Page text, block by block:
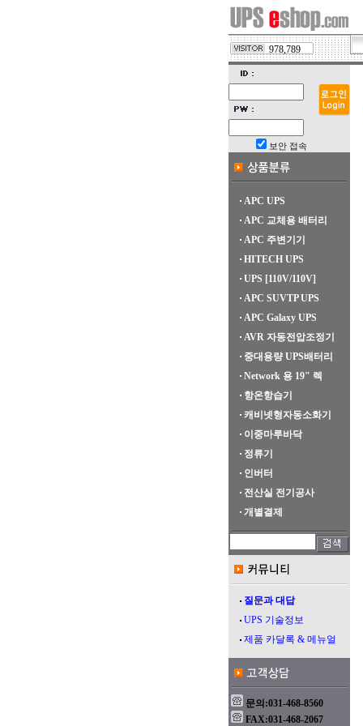
978,789
보안 접속
APC UPS
APC 교체용 배터리
APC 주변기기
HITECH UPS
UPS [110V/110V]
APC SUVTP UPS
APC Galaxy UPS
AVR 자동전압조정기
중대용량 UPS배터리
Network 용 19" 렉
항온항습기
캐비넷형자동소화기
이중마루바닥
정류기
인버터
전산실 전기공사
개별결제
질문과 대답
UPS 기술정보
제품 카달록 & 메뉴얼
문의:031-468-8560
FAX:031-468-2067